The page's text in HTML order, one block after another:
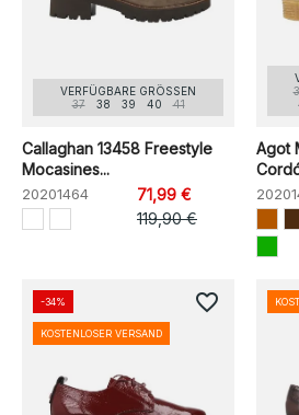
VERFÜGBARE GRÖSSEN
37
38 39 40 41
Callaghan 13458 Freestyle
Mocasines...
20201464
71,99 €
119,90 €
Agot
-34%
KOSTENLOSER VERSAND
favorite_border